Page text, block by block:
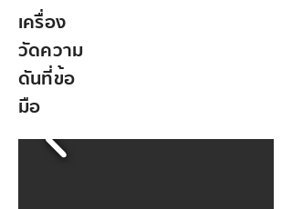
เครื่อง
วัดความ
ดันที่ข้อ
มือ